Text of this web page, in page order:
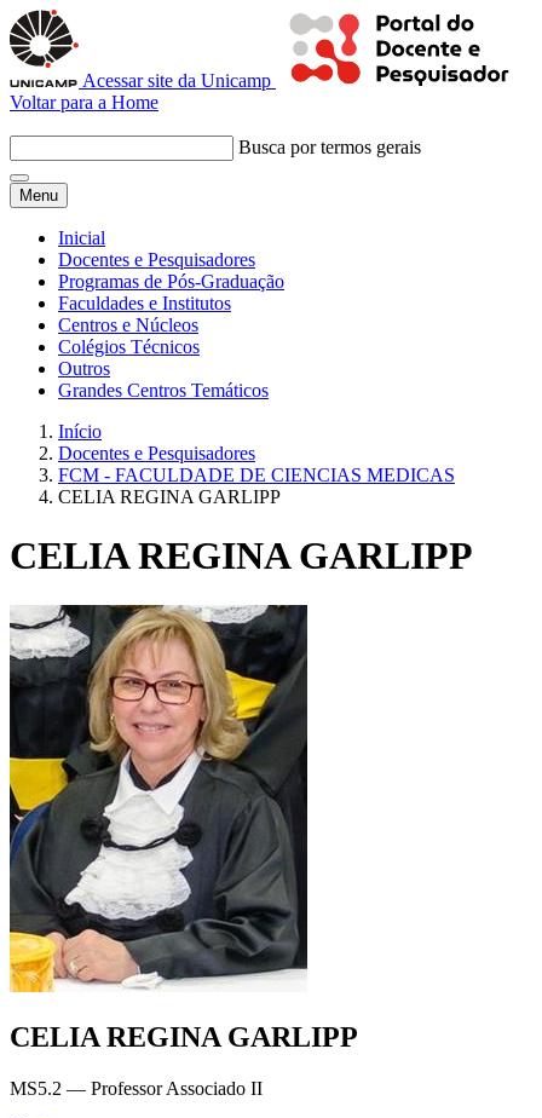
Acessar site da Unicamp
Voltar para a Home
Busca por termos gerais
Menu
Inicial
Docentes e Pesquisadores
Programas de Pós-Graduação
Faculdades e Institutos
Centros e Núcleos
Colégios Técnicos
Outros
Grandes Centros Temáticos
Início
Docentes e Pesquisadores
FCM - FACULDADE DE CIENCIAS MEDICAS
CELIA REGINA GARLIPP
CELIA REGINA GARLIPP
CELIA REGINA GARLIPP
MS5.2 — Professor Associado II